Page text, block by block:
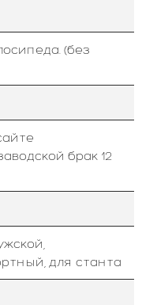
(без
брак 12
для станта